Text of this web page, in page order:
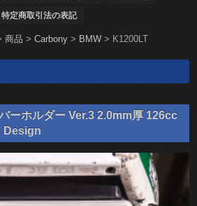
特定商取引法の表記
商品 >Carbony > BMW > K1200LT
ーホルダー Ver.3 2.0mm厚 126cc
Design